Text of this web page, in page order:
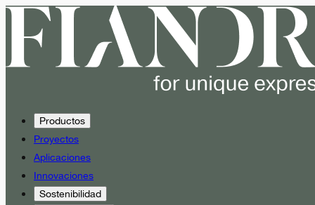
Productos
Proyectos
Aplicaciones
Innovaciones
Sostenibilidad